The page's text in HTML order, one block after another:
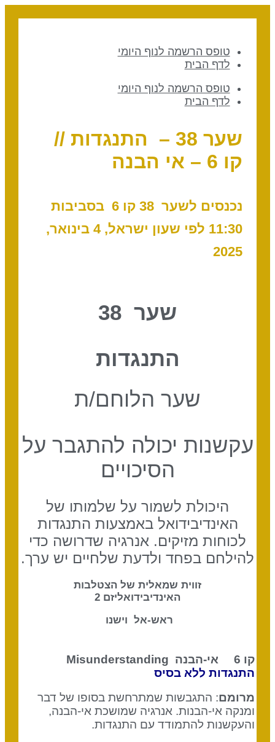
טופס הרשמה לנוף היומי
לדף הבית
טופס הרשמה לנוף היומי
לדף הבית
שער 38 – התנגדות //
קו 6 – אי הבנה
נכנסים לשער 38 קו 6 בסביבות
11:30 לפי שעון ישראל, 4 בינואר,
2025
שער 38
התנגדות
שער הלוחם/ת
עקשנות יכולה להתגבר על
הסיכויים
היכולת לשמור על שלמותו של
האינדיבידואל באמצעות התנגדות
לכוחות מזיקים. אנרגיה שדרושה כדי
להילחם בפחד ולדעת שלחיים יש ערך.
זווית שמאלית של הצטלבות
האינדיבידואליזם 2
ראש-אל וישנו
קו 6 אי-הבנה
Misunderstanding
התנגדות ללא בסיס
מרומם: התגבשות שמתרחשת בסופו של דבר
ומנקה אי-הבנות. אנרגיה שמושכת אי-הבנה,
והעקשנות להתמודד עם התנגדות.